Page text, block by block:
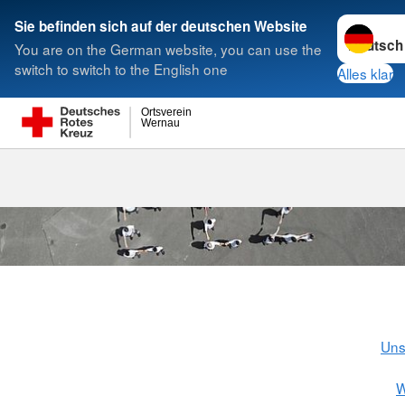
Sie befinden sich auf der deutschen Website
You are on the German website, you can use the
switch to switch to the English one
Sprache
Alles klar
Wernau
Ortsverein
Suche